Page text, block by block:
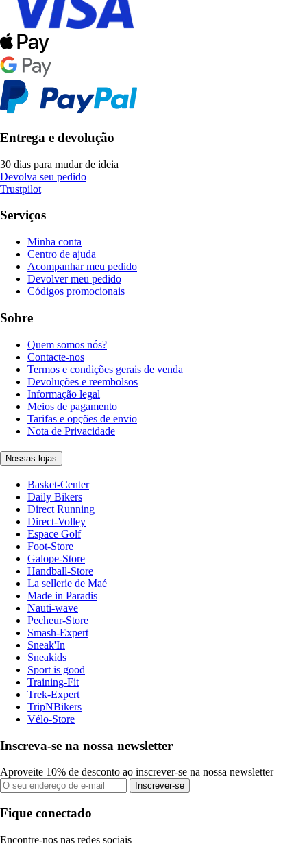
Entrega e devolução
30 dias para mudar de ideia
Devolva seu pedido
Trustpilot
Serviços
Minha conta
Centro de ajuda
Acompanhar meu pedido
Devolver meu pedido
Códigos promocionais
Sobre
Quem somos nós?
Contacte-nos
Termos e condições gerais de venda
Devoluções e reembolsos
Informação legal
Meios de pagamento
Tarifas e opções de envio
Nota de Privacidade
Nossas lojas
Basket-Center
Daily Bikers
Direct Running
Direct-Volley
Espace Golf
Foot-Store
Galope-Store
Handball-Store
La sellerie de Maé
Made in Paradis
Nauti-wave
Pecheur-Store
Smash-Expert
Sneak'In
Sneakids
Sport is good
Training-Fit
Trek-Expert
TripNBikers
Vélo-Store
Inscreva-se na nossa newsletter
Aproveite 10% de desconto ao inscrever-se na nossa newsletter
Inscrever-se
Fique conectado
Encontre-nos nas redes sociais